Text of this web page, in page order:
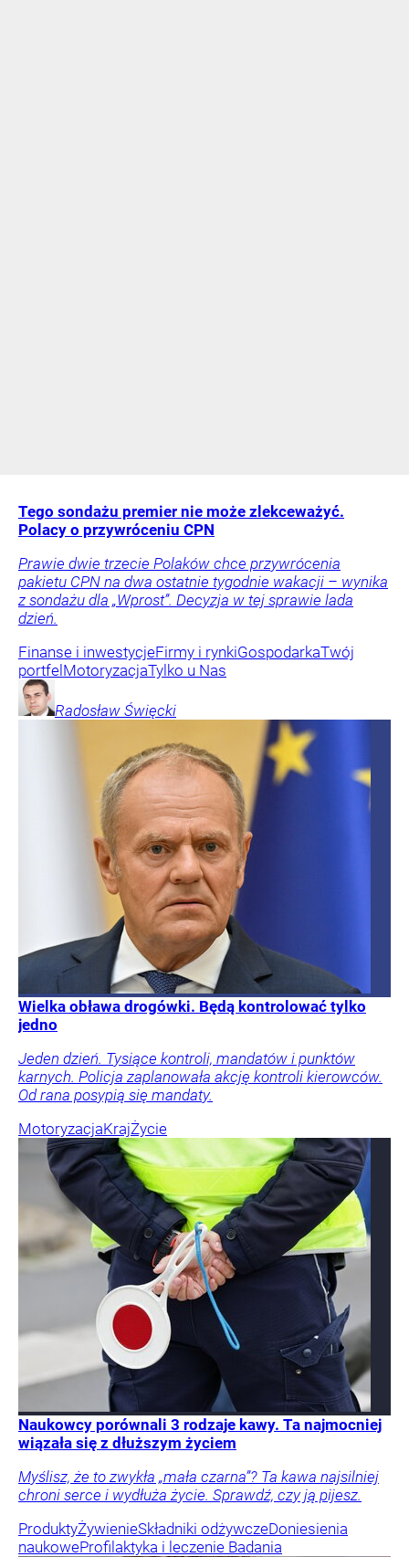
Tego sondażu premier nie może zlekceważyć.
Polacy o przywróceniu CPN
Prawie dwie trzecie Polaków chce przywrócenia
pakietu CPN na dwa ostatnie tygodnie wakacji – wynika
z sondażu dla „Wprost”. Decyzja w tej sprawie lada
dzień.
Finanse i inwestycjeFirmy i rynkiGospodarkaTwój
portfelMotoryzacjaTylko u Nas
Radosław Święcki
Wielka obława drogówki. Będą kontrolować tylko
jedno
Jeden dzień. Tysiące kontroli, mandatów i punktów
karnych. Policja zaplanowała akcję kontroli kierowców.
Od rana posypią się mandaty.
MotoryzacjaKrajŻycie
Naukowcy porównali 3 rodzaje kawy. Ta najmocniej
wiązała się z dłuższym życiem
Myślisz, że to zwykła „mała czarna”? Ta kawa najsilniej
chroni serce i wydłuża życie. Sprawdź, czy ją pijesz.
ProduktyŻywienieSkładniki odżywczeDoniesienia
naukoweProfilaktyka i leczenie Badania